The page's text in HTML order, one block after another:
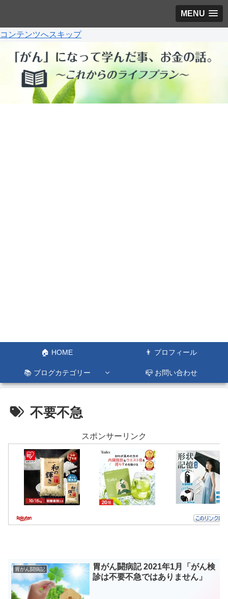
MENU
コンテンツへスキップ
🏠 HOME 👨 プロフィール
📚 ブログカテゴリー 📪 お問い合わせ
不要不急
スポンサーリンク
胃がん闘病記
胃がん闘病記 2021年1月「がん検
診は不要不急ではありません」